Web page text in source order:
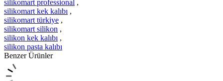
silikomart professional ,
silikomart kek kalıbı ,
silikomart türkiye ,
silikomart silikon ,
silikon kek kalıbı ,
silikon pasta kalıbı
Benzer Ürünler